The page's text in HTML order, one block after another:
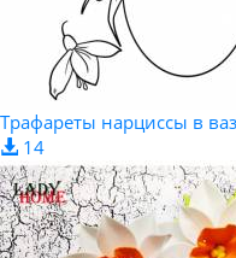
Трафареты нарциссы в
14